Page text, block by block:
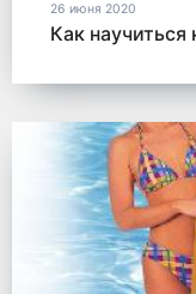
26 июня 2020
Как научиться